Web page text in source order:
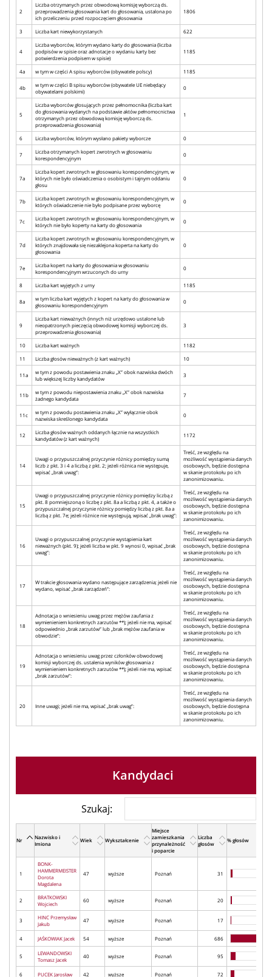
2
Liczba otrzymanych przez obwodową komisję wyborczą ds.
przeprowadzenia głosowania kart do głosowania, ustalona po
ich przeliczeniu przed rozpoczęciem głosowania
1806
3 Liczba kart niewykorzystanych 622
4
Liczba wyborców, którym wydano karty do głosowania (liczba
podpisów w spisie oraz adnotacje o wydaniu karty bez
potwierdzenia podpisem w spisie)
1185
4a w tym w części A spisu wyborców (obywatele polscy) 1185
4b
w tym w części B spisu wyborców (obywatele UE niebędący
obywatelami polskimi)
0
5
Liczba wyborców głosujących przez pełnomocnika (liczba kart
do głosowania wydanych na podstawie aktów pełnomocnictwa
otrzymanych przez obwodową komisję wyborczą ds.
przeprowadzenia głosowania)
1
6 Liczba wyborców, którym wysłano pakiety wyborcze 0
7
Liczba otrzymanych kopert zwrotnych w głosowaniu
korespondencyjnym
0
7a
Liczba kopert zwrotnych w głosowaniu korespondencyjnym, w
których nie było oświadczenia o osobistym i tajnym oddaniu
głosu
0
7b
Liczba kopert zwrotnych w głosowaniu korespondencyjnym, w
których oświadczenie nie było podpisane przez wyborcę
0
7c
Liczba kopert zwrotnych w głosowaniu korespondencyjnym, w
których nie było koperty na karty do głosowania
0
7d
Liczba kopert zwrotnych w głosowaniu korespondencyjnym, w
których znajdowała się niezaklejona koperta na karty do
głosowania
0
7e
Liczba kopert na karty do głosowania w głosowaniu
korespondencyjnym wrzuconych do urny
0
8 Liczba kart wyjętych z urny 1185
8a
w tym liczba kart wyjętych z kopert na karty do głosowania w
głosowaniu korespondencyjnym
0
9
Liczba kart nieważnych (innych niż urzędowo ustalone lub
nieopatrzonych pieczęcią obwodowej komisji wyborczej ds.
przeprowadzenia głosowania)
3
10 Liczba kart ważnych
1182
11
Liczba głosów nieważnych (z kart ważnych) 10
11a
w tym z powodu postawienia znaku „X” obok nazwiska dwóch
lub większej liczby kandydatów
3
11b
w tym z powodu niepostawienia znaku „X” obok nazwiska
żadnego kandydata
7
11c
w tym z powodu postawienia znaku „X” wyłącznie obok
nazwiska skreślonego kandydata
0
12
Liczba głosów ważnych oddanych łącznie na wszystkich
kandydatów (z kart ważnych)
1172
14
Uwagi o przypuszczalnej przyczynie różnicy pomiędzy sumą
liczb z pkt. 3 i 4 a liczbą z pkt. 2; jeżeli różnica nie występuje,
wpisać „brak uwag”:
Treść, ze względu na
możliwość wystąpienia danych
osobowych, będzie dostępna
w skanie protokołu po ich
zanonimizowaniu.
15
Uwagi o przypuszczalnej przyczynie różnicy pomiędzy liczbą z
pkt. 8 pomniejszoną o liczbę z pkt. 8a a liczbą z pkt. 4, a także o
przypuszczalnej przyczynie różnicy pomiędzy liczbą z pkt. 8a a
liczbą z pkt. 7e; jeżeli różnice nie występują, wpisać „brak uwag”:
Treść, ze względu na
możliwość wystąpienia danych
osobowych, będzie dostępna
w skanie protokołu po ich
zanonimizowaniu.
16
Uwagi o przypuszczalnej przyczynie wystąpienia kart
nieważnych (pkt. 9); jeżeli liczba w pkt. 9 wynosi 0, wpisać „brak
uwag”:
Treść, ze względu na
możliwość wystąpienia danych
osobowych, będzie dostępna
w skanie protokołu po ich
zanonimizowaniu.
17
W trakcie głosowania wydano następujące zarządzenia; jeżeli nie
wydano, wpisać „brak zarządzeń”:
Treść, ze względu na
możliwość wystąpienia danych
osobowych, będzie dostępna
w skanie protokołu po ich
zanonimizowaniu.
18
Adnotacja o wniesieniu uwag przez mężów zaufania z
wymienieniem konkretnych zarzutów **); jeżeli nie ma, wpisać
odpowiednio „brak zarzutów” lub „brak mężów zaufania w
obwodzie”:
Treść, ze względu na
możliwość wystąpienia danych
osobowych, będzie dostępna
w skanie protokołu po ich
zanonimizowaniu.
19
Adnotacja o wniesieniu uwag przez członków obwodowej
komisji wyborczej ds. ustalenia wyników głosowania z
wymienieniem konkretnych zarzutów **); jeżeli nie ma, wpisać
„brak zarzutów”:
Treść, ze względu na
możliwość wystąpienia danych
osobowych, będzie dostępna
w skanie protokołu po ich
zanonimizowaniu.
20 Inne uwagi; jeżeli nie ma, wpisać „brak uwag”:
Treść, ze względu na
możliwość wystąpienia danych
osobowych, będzie dostępna
w skanie protokołu po ich
zanonimizowaniu.
Kandydaci
Szukaj:
Nr
Nazwisko i
Imiona
Wiek Wykształcenie
Miejsce
zamieszkania
przynależność
i poparcie
Liczba
głosów
% głosów
1
BONK-
HAMMERMEISTER
Dorota
Magdalena
47 wyższe Poznań 31
2
BRATKOWSKI
Wojciech
60 wyższe Poznań 20
3
HINC Przemysław
Jakub
47 wyższe Poznań 17
4 JAŚKOWIAK Jacek 54 wyższe Poznań 686
5
LEWANDOWSKI
Tomasz Jacek
40 wyższe Poznań 95
6 PUCEK Jarosław 42 wyższe Poznań 72